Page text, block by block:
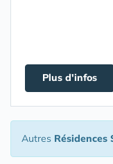
Plus d'infos
Autres Résidences